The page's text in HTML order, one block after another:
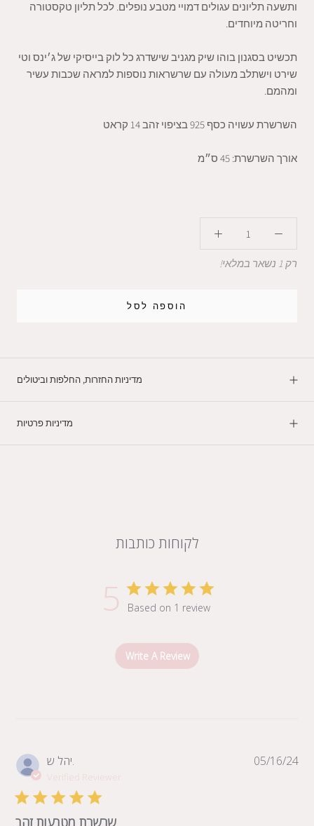
ותשעה תליונים עגולים דמויי מטבע נופלים. לכל תליון טקסטורה
וחריטה מיוחדים.
תכשיט בסגנון בוהו שיק מגניב שישדרג כל לוק בייסיקי של ג׳ינס וטי
שירט וישתלב מעולה עם שרשראות נוספות למראה שכבות עשיר
ומהמם.
השרשרת עשויה כסף 925 בציפוי זהב 14 קראט
אורך השרשרת: 45 ס״מ
רק 1 נשאר במלאי!
הוספה לסל
מדיניות החזרות, החלפות וביטולים
מדיניות פרטיות
לקוחות כותבות
5 Based on 1 review
Write A Review
יהל ש.
Verified Reviewer
שרשרת מטבעות זהב
05/16/24